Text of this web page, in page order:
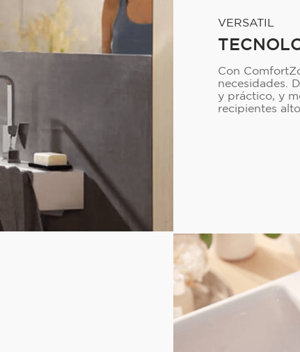
VERSATIL
Con
necesidades.
y práctico, y
recipientes